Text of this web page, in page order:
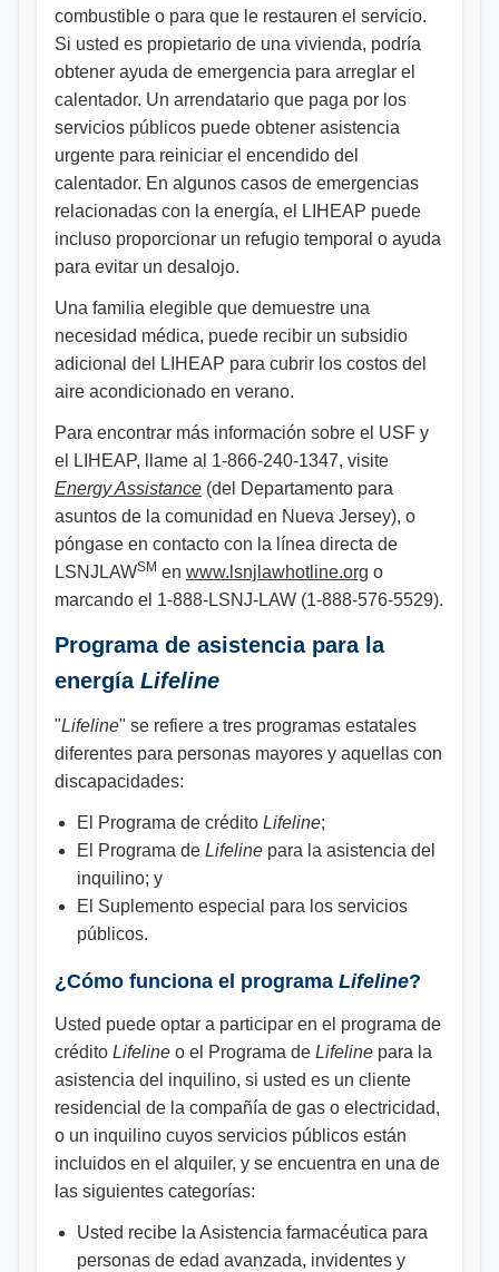
combustible o para que le restauren el servicio.
Si usted es propietario de una vivienda, podría
obtener ayuda de emergencia para arreglar el
calentador. Un arrendatario que paga por los
servicios públicos puede obtener asistencia
urgente para reiniciar el encendido del
calentador. En algunos casos de emergencias
relacionadas con la energía, el LIHEAP puede
incluso proporcionar un refugio temporal o ayuda
para evitar un desalojo.
Una familia elegible que demuestre una
necesidad médica, puede recibir un subsidio
adicional del LIHEAP para cubrir los costos del
aire acondicionado en verano.
Para encontrar más información sobre el USF y
el LIHEAP, llame al 1-866-240-1347, visite
Energy Assistance (del Departamento para
asuntos de la comunidad en Nueva Jersey), o
póngase en contacto con la línea directa de
LSNJLAWSM en www.lsnjlawhotline.org o
marcando el 1-888-LSNJ-LAW (1-888-576-5529).
Programa de asistencia para la
energía Lifeline
"Lifeline" se refiere a tres programas estatales
diferentes para personas mayores y aquellas con
discapacidades:
El Programa de crédito Lifeline;
El Programa de Lifeline para la asistencia del
inquilino; y
El Suplemento especial para los servicios
públicos.
¿Cómo funciona el programa Lifeline?
Usted puede optar a participar en el programa de
crédito Lifeline o el Programa de Lifeline para la
asistencia del inquilino, si usted es un cliente
residencial de la compañía de gas o electricidad,
o un inquilino cuyos servicios públicos están
incluidos en el alquiler, y se encuentra en una de
las siguientes categorías:
Usted recibe la Asistencia farmacéutica para
personas de edad avanzada, invidentes y